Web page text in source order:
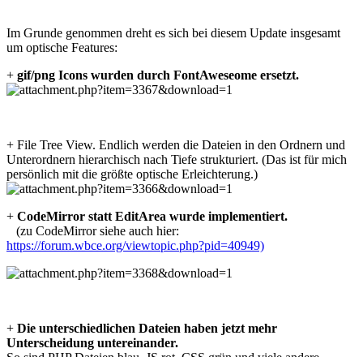
Im Grunde genommen dreht es sich bei diesem Update insgesamt
um optische Features:
+ gif/png Icons wurden durch FontAweseome ersetzt.
+ File Tree View. Endlich werden die Dateien in den Ordnern und
Unterordnern hierarchisch nach Tiefe strukturiert. (Das ist für mich
persönlich mit die größte optische Erleichterung.)
+ CodeMirror statt EditArea wurde implementiert.
(zu CodeMirror siehe auch hier:
https://forum.wbce.org/viewtopic.php?pid=40949)
+ Die unterschiedlichen Dateien haben jetzt mehr
Unterscheidung untereinander.